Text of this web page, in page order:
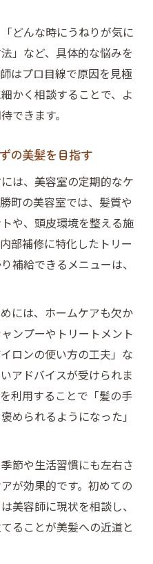
どんな時にうねりが気に
」など、具体的な悩みを
はプロ目線で原因を見極
かく相談することで、よ
できます。
の美髪を目指す
は、美容室の定期的なケ
町の美容室では、髪質や
や、頭皮環境を整える施
部補修に特化したトリー
補給できるメニューは、
には、ホームケアも欠か
ンプーやトリートメント
ロンの使い方の工夫」な
アドバイスが受けられま
利用することで「髪の手
められるようになった」
節や生活習慣にも左右さ
が効果的です。初めての
美容師に現状を相談し、
ることが美髪への近道と